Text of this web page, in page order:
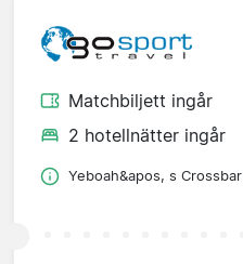
Matchbiljett ingår
2 hotellnätter ingår
Yeboah&apos, s Crossbar